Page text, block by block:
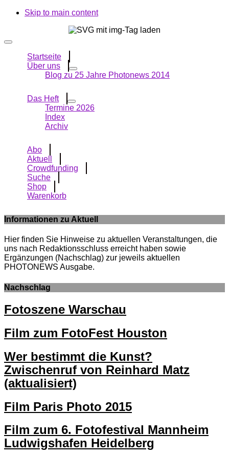
Skip to main content
Startseite
Über uns
Blog zu 25 Jahre Photonews 2014
Das Heft
Termine 2026
Index
Archiv
Abo
Aktuell
Crowdfunding
Suche
Shop
Warenkorb
Informationen zu Aktuell
Hier finden Sie Hinweise zu aktuellen Veranstaltungen, die
uns nach Redaktionsschluss erreicht haben sowie
Ergänzungen (Nachschlag) zur jeweils aktuellen
PHOTONEWS Ausgabe.
Nachschlag
Fotoszene Warschau
Film zum FotoFest Houston
Wer bestimmt die Kunst?
Zwischenruf von Reinhard Matz
(aktualisiert)
Film Paris Photo 2015
Film zum 6. Fotofestival Mannheim
Ludwigshafen Heidelberg